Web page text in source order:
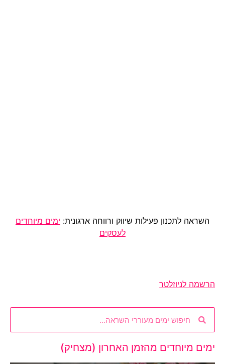
השראה לתכנון פעילות שיווק ורווחה ארגונית: ימים מיוחדים
לעסקים
הרשמה לניוזלטר
ימים מיוחדים מהזמן האחרון (מצחיק)